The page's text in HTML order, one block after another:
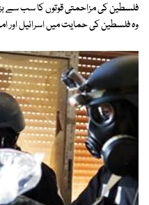
فلسطین کی مزاحمتی قوتوں کا سب سے
وہ فلسطین کی حمایت میں اسرائیل اور